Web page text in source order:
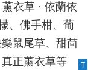
衣草 · 依蘭依
、佛手柑、葡
鼠尾草、甜茴
正薰衣草等
T